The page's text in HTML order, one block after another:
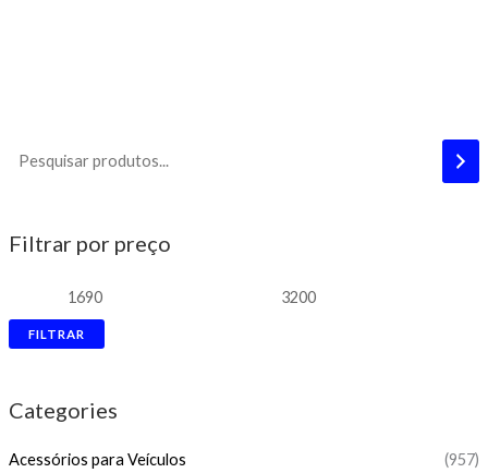
Filtrar por preço
FILTRAR
Categories
Acessórios para Veículos
(957)